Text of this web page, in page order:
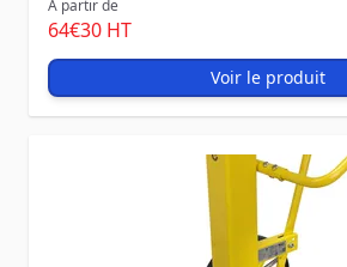
À partir de
64€30 HT
Voir le produit